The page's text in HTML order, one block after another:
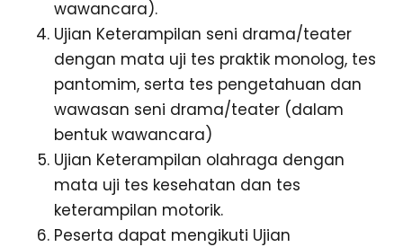
wawancara).
Ujian Keterampilan seni drama/teater
dengan mata uji tes praktik monolog, tes
pantomim, serta tes pengetahuan dan
wawasan seni drama/teater (dalam
bentuk wawancara)
Ujian Keterampilan olahraga dengan
mata uji tes kesehatan dan tes
keterampilan motorik.
Peserta dapat mengikuti Ujian